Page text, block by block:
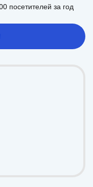
посетителей за год